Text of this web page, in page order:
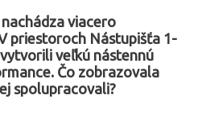
viacero
priestoroch Nástupišťa 1-
veľkú nástennú
Čo zobrazovala
spolupracovali?